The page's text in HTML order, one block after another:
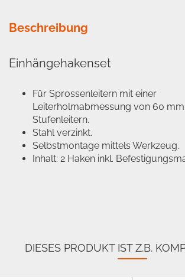
Beschreibung
Einhängehakenset
Für Sprossenleitern mit einer
Leiterholmabmessung von 60
Stufenleitern.
Stahl verzinkt.
Selbstmontage mittels Werkzeug.
Inhalt: 2 Haken inkl.
DIESES PRODUKT IST Z.B.